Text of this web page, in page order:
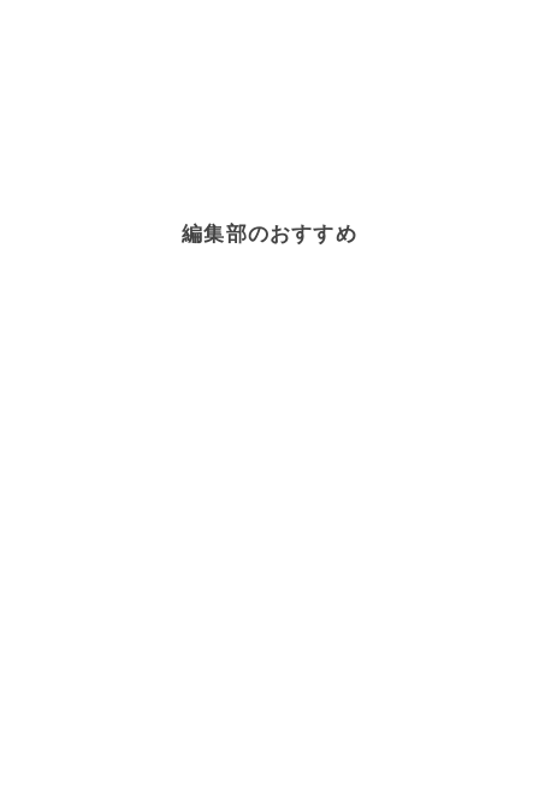
編集部のおすすめ